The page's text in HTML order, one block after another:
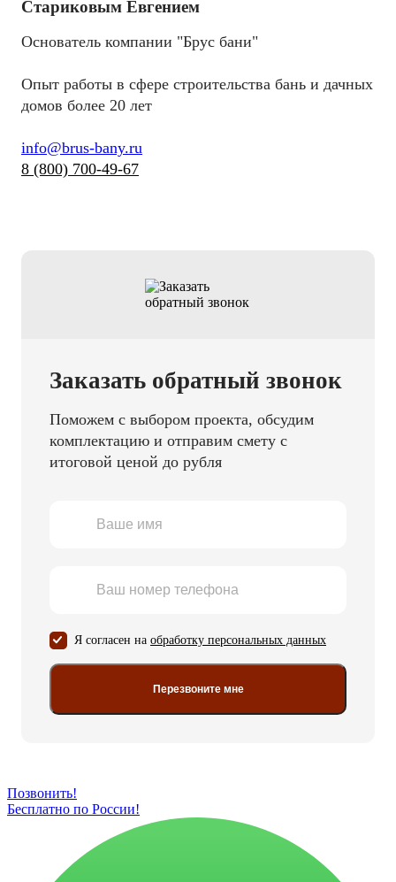
Стариковым Евгением
Основатель компании "Брус бани"
Опыт работы в сфере строительства бань и дачных
домов более 20 лет
info@brus-bany.ru
8 (800) 700-49-67
Заказать обратный звонок
Поможем с выбором проекта, обсудим
комплектацию и отправим смету с
итоговой ценой до рубля
Я согласен на обработку персональных данных
Перезвоните мне
Позвонить!
Бесплатно по России!